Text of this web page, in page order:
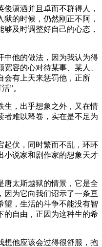
潇洒并且卓而不群得人，
的时候，仍然刚正不阿，
及时调整好自己的心态，
中他的做法，因为我认为得
容的心对待某事、某人、
会有上天来惩罚他，正所
”。
生，出乎想象之外，又在情
者难以释卷，实在是不足为
起伏，同时繁而不乱，环环
小说家和剧作家的想象天才
唐太斯越狱的情景，它是全
因为它向我们诏示了一条亘
望，生活的斗争不能没有智
的自由，正因为这种生的希
想他应该会过得很舒服，抱